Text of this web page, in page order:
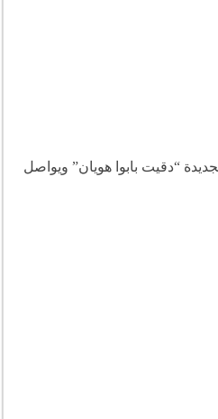
“دقيت بابوا هويان” ويواصل